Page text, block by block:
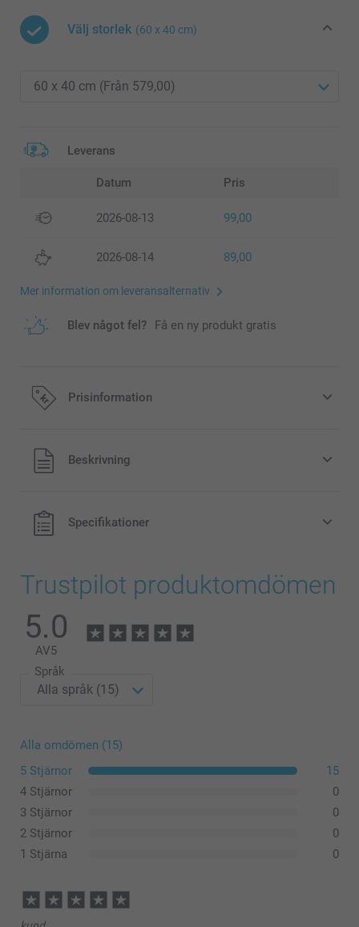
Välj storlek (60 x 40 cm)
Leverans
Datum Pris
2026-08-13 99,00
2026-08-14 89,00
Mer information om leveransalternativ
Blev något fel? Få en ny produkt gratis
Prisinformation
Alla priser är i svenska kronor (SEK), inklusive moms och
exklusive porto.
Beskrivning
Specifikationer
Trustpilot produktomdömen
5.0
AV5
Språk
Alla omdömen (15)
5 Stjärnor
15
4 Stjärnor
0
3 Stjärnor
0
2 Stjärnor
0
1 Stjärna
0